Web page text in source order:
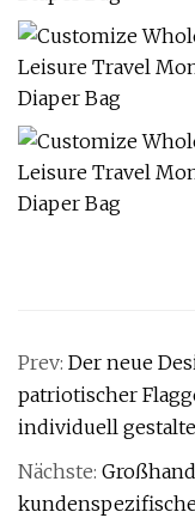
Prev: Der neue
patriotischer
individuell
Nächste: